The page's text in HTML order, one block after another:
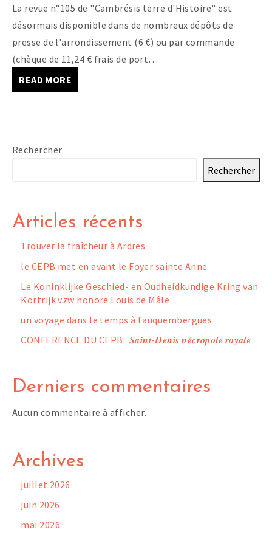
La revue n°105 de "Cambrésis terre d'Histoire" est
désormais disponible dans de nombreux dépôts de
presse de l'arrondissement (6 €) ou par commande
(chèque de 11,24 € frais de port…
READ MORE
Rechercher
Rechercher
Articles récents
Trouver la fraîcheur à Ardres
le CEPB met en avant le Foyer sainte Anne
Le Koninklijke Geschied- en Oudheidkundige Kring van
Kortrijk vzw honore Louis de Mâle
un voyage dans le temps à Fauquembergues
CONFERENCE DU CEPB : 𝑺𝒂𝒊𝒏𝒕-𝑫𝒆𝒏𝒊𝒔 𝒏𝒆́𝒄𝒓𝒐𝒑𝒐𝒍𝒆 𝒓𝒐𝒚𝒂𝒍𝒆
Derniers commentaires
Aucun commentaire à afficher.
Archives
juillet 2026
juin 2026
mai 2026